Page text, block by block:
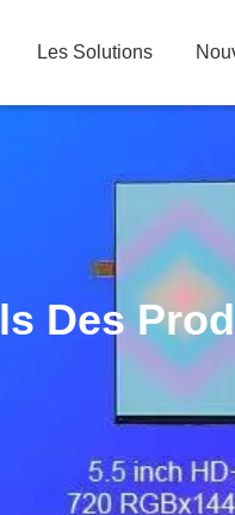
Les Solutions
Des